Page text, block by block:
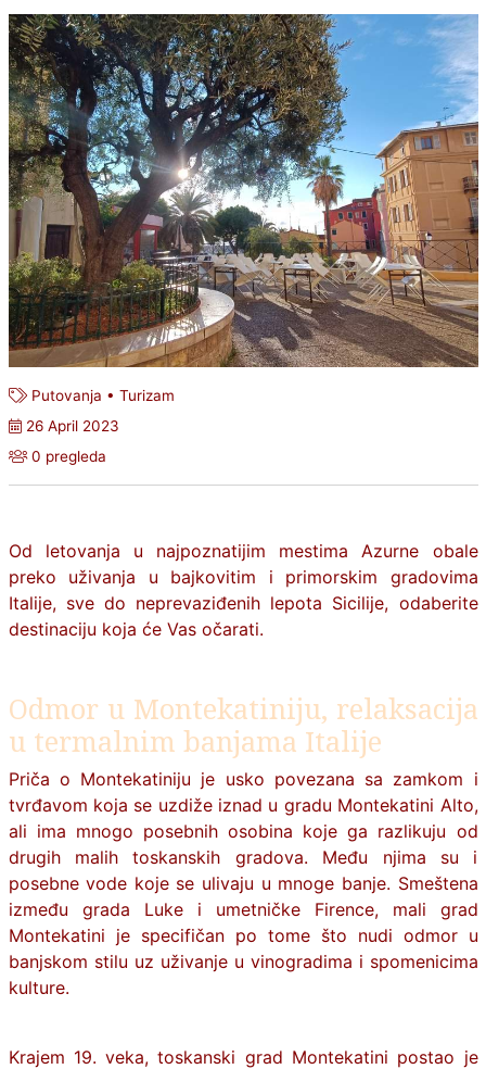
Putovanja • Turizam
26 April 2023
0 pregleda
Od letovanja u najpoznatijim mestima Azurne obale
preko uživanja u bajkovitim i primorskim gradovima
Italije, sve do neprevaziđenih lepota Sicilije, odaberite
destinaciju koja će Vas očarati.
Odmor u Montekatiniju, relaksacija
u termalnim banjama Italije
Priča o Montekatiniju je usko povezana sa zamkom i
tvrđavom koja se uzdiže iznad u gradu Montekatini Alto,
ali ima mnogo posebnih osobina koje ga razlikuju od
drugih malih toskanskih gradova. Među njima su i
posebne vode koje se ulivaju u mnoge banje. Smeštena
između grada Luke i umetničke Firence, mali grad
Montekatini je specifičan po tome što nudi odmor u
banjskom stilu uz uživanje u vinogradima i spomenicima
kulture.
Krajem 19. veka, toskanski grad Montekatini postao je